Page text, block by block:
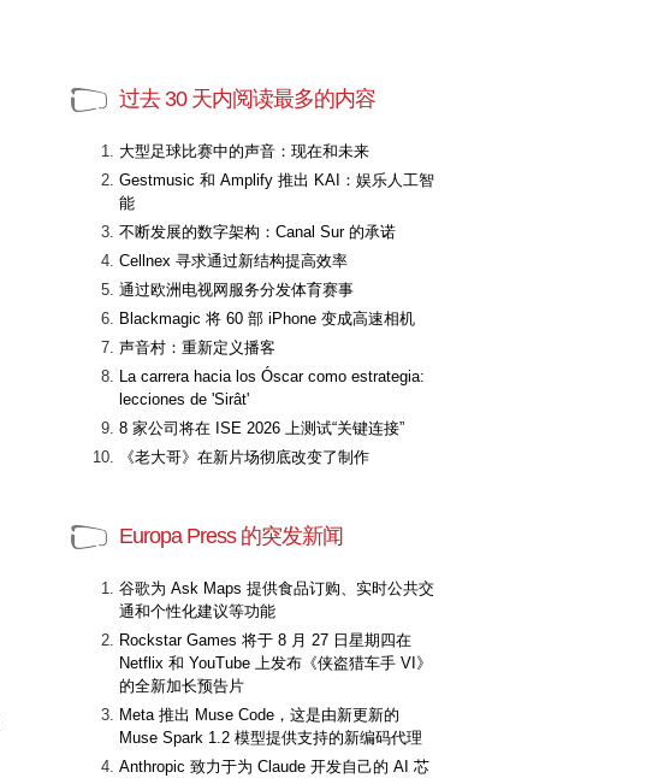
过去 30 天内阅读最多的内容
大型足球比赛中的声音：现在和未来
Gestmusic 和 Amplify 推出 KAI：娱乐人工智
能
不断发展的数字架构：Canal Sur 的承诺
Cellnex 寻求通过新结构提高效率
通过欧洲电视网服务分发体育赛事
Blackmagic 将 60 部 iPhone 变成高速相机
声音村：重新定义播客
La carrera hacia los Óscar como estrategia:
lecciones de 'Sirât'
8 家公司将在 ISE 2026 上测试“关键连接”
《老大哥》在新片场彻底改变了制作
Europa Press 的突发新闻
谷歌为 Ask Maps 提供食品订购、实时公共交
通和个性化建议等功能
Rockstar Games 将于 8 月 27 日星期四在
Netflix 和 YouTube 上发布《侠盗猎车手 VI》
的全新加长预告片
Meta 推出 Muse Code，这是由新更新的
Muse Spark 1.2 模型提供支持的新编码代理
Anthropic 致力于为 Claude 开发自己的 AI 芯